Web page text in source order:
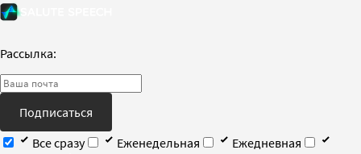
Рассылка:
Подписаться
Все сразу
Еженедельная
Ежедневная